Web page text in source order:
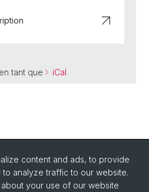
tant que iCal
content and ads, to provide
analyze traffic to our website.
your use of our website